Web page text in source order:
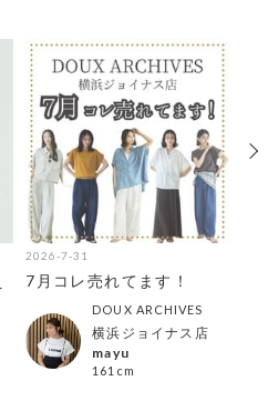
2026-7-31
7月コレ売れてます！
DOUX ARCHIVES
横浜ジョイナス店
mayu
161cm